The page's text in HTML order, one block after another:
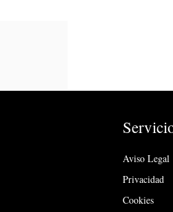
Aviso Legal
Privacidad
Cookies